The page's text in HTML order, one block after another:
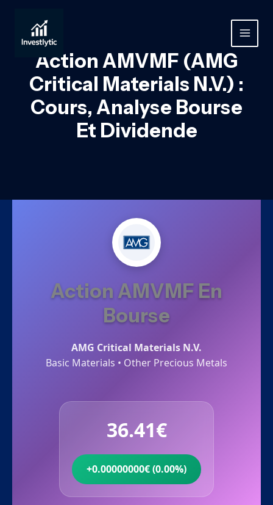
contenu
MAIN
Action AMVMF (AMG
Critical Materials N.V.) :
Cours, Analyse Bourse
Et Dividende
Action AMVMF En
Bourse
AMG Critical Materials N.V.
Basic Materials • Other Precious Metals
36.41€
+0.00000000€ (0.00%)